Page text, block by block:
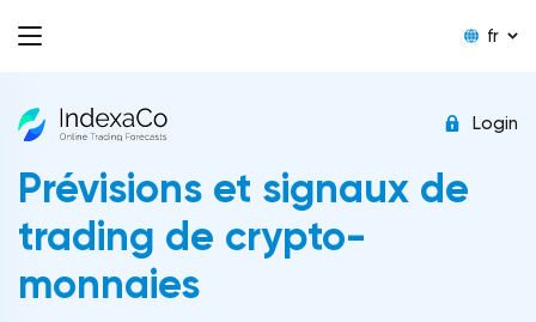
fr
Login
Prévisions et signaux de
trading de crypto-
monnaies